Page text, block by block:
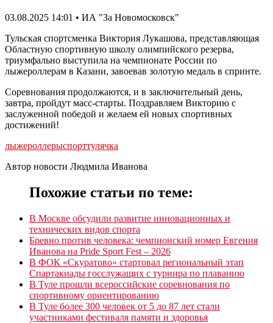
03.08.2025 14:01 • ИА "За Новомосковск"
Тульская спортсменка Виктория Лукашова, представляющая
Областную спортивную школу олимпийского резерва,
триумфально выступила на чемпионате России по
лыжероллерам в Казани, завоевав золотую медаль в спринте.
Соревнования продолжаются, и в заключительный день,
завтра, пройдут масс-старты. Поздравляем Викторию с
заслуженной победой и желаем ей новых спортивных
достижений!
лыжероллерыспорттулячка
Автор новости Людмила Иванова
Похожие статьи по теме:
В Москве обсудили развитие инновационных и
технических видов спорта
Бревно против человека: чемпионский номер Евгения
Иванова на Pride Sport Fest – 2026
В ФОК «Скуратово» стартовал региональный этап
Спартакиады госслужащих с турнира по плаванию
В Туле прошли всероссийские соревнования по
спортивному ориентированию
В Туле более 300 человек от 5 до 87 лет стали
участниками фестиваля памяти и здоровья